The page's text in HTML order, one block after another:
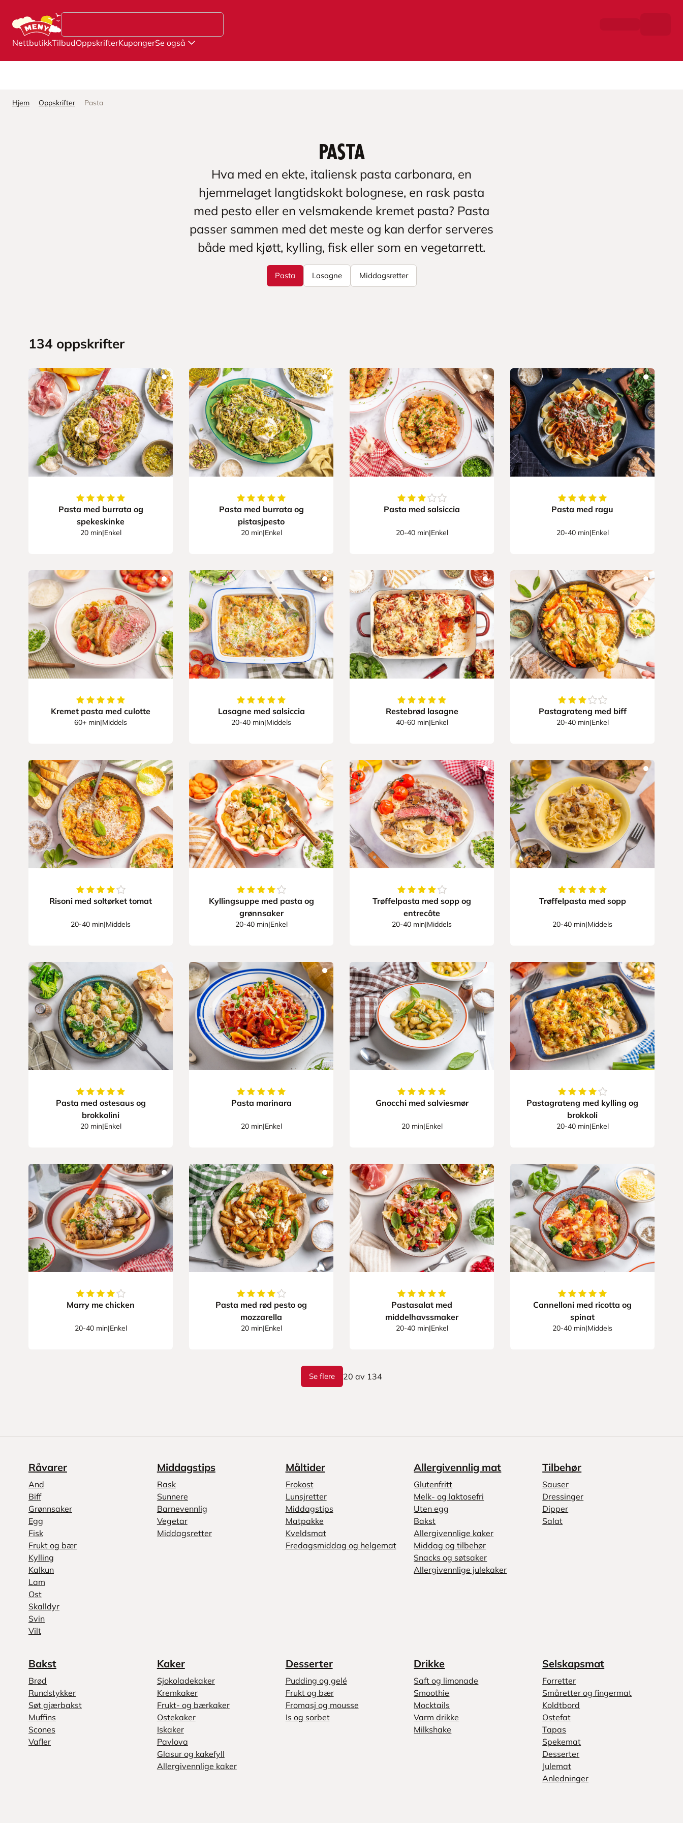
NettbutikkTilbudOppskrifterKupongerSe også
Hjem Oppskrifter Pasta
Pasta
Hva med en ekte, italiensk pasta carbonara, en
hjemmelaget langtidskokt bolognese, en rask pasta
med pesto eller en velsmakende kremet pasta? Pasta
passer sammen med det meste og kan derfor serveres
både med kjøtt, kylling, fisk eller som en vegetarrett.
Pasta Lasagne Middagsretter
134 oppskrifter
5av5stjerner
Pasta med burrata og
spekeskinke
20 min|Enkel
5av5stjerner
Pasta med burrata og
pistasjpesto
20 min|Enkel
3.25av5stjerner
Pasta med salsiccia
20-40 min|Enkel
5av5stjerner
Pasta med ragu
20-40 min|Enkel
5av5stjerner
Kremet pasta med culotte
60+ min|Middels
5av5stjerner
Lasagne med salsiccia
20-40 min|Middels
5av5stjerner
Restebrød lasagne
40-60 min|Enkel
3.625av5stjerner
Pastagrateng med biff
20-40 min|Enkel
4.375av5stjerner
Risoni med soltørket tomat
20-40 min|Middels
4.8av5 stjerner
Kyllingsuppe med pasta og
grønnsaker
20-40 min|Enkel
4.8av5 stjerner
Trøffelpasta med sopp og
entrecôte
20-40 min|Middels
5av5stjerner
Trøffelpasta med sopp
20-40 min|Middels
5av5stjerner
Pasta med ostesaus og
brokkolini
20 min|Enkel
5av5stjerner
Pasta marinara
20 min|Enkel
5av5stjerner
Gnocchi med salviesmør
20 min|Enkel
4.166666666666667
Pastagrateng med kylling og
brokkoli
20-40 min|Enkel
4.5av5 stjerner
Marry me chicken
20-40 min|Enkel
4.75av 5stjerner
Pasta med rød pesto og
mozzarella
20 min|Enkel
5av5stjerner
Pastasalat med
middelhavssmaker
20-40 min|Enkel
5av5stjerner
Cannelloni med ricotta og
spinat
20-40 min|Middels
Se flere 20 av 134
Råvarer
And
Biff
Grønnsaker
Egg
Fisk
Frukt og bær
Kylling
Kalkun
Lam
Ost
Skalldyr
Svin
Vilt
Middagstips
Rask
Sunnere
Barnevennlig
Vegetar
Middagsretter
Måltider
Frokost
Lunsjretter
Middagstips
Matpakke
Kveldsmat
Fredagsmiddag og helgemat
Allergivennlig mat
Glutenfritt
Melk- og laktosefri
Uten egg
Bakst
Allergivennlige kaker
Middag og tilbehør
Snacks og søtsaker
Allergivennlige julekaker
Tilbehør
Sauser
Dressinger
Dipper
Salat
Bakst
Brød
Rundstykker
Søt gjærbakst
Muffins
Scones
Vafler
Kaker
Sjokoladekaker
Kremkaker
Frukt- og bærkaker
Ostekaker
Iskaker
Pavlova
Glasur og kakefyll
Allergivennlige kaker
Desserter
Pudding og gelé
Frukt og bær
Fromasj og mousse
Is og sorbet
Drikke
Saft og limonade
Smoothie
Mocktails
Varm drikke
Milkshake
Selskapsmat
Forretter
Småretter og fingermat
Koldtbord
Ostefat
Tapas
Spekemat
Desserter
Julemat
Anledninger